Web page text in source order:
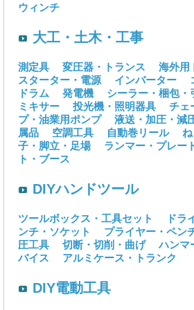
ウィンチ
大工・土木・工事
測定具 変圧器・トランス 海外用
スターター・電源
インバーター
ドラム
発電機 シーラー・梱包・
ミキサー
投光機・照明器具 チェ
プ・油業用ポンプ
液送・加圧・減
属品
空調工具 自動巻リール
子・脚立・足場
ランマー・プレー
ト・ブース
DIYハンドツール
ツールボックス・工具セット ドラ
ンチ・ソケット
プライヤー・ペン
圧工具
切断・切削・曲げ ハンマ
バイス
アルミケース・トランク
DIY電動工具